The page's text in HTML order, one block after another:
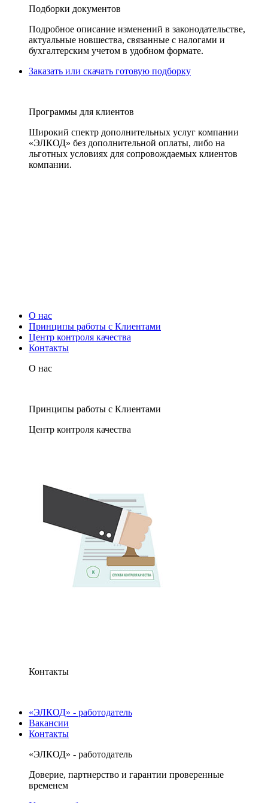
Подборки документов
Подробное описание изменений в законодательстве,
актуальные новшества, связанные с налогами и
бухгалтерским учетом в удобном формате.
Заказать или скачать готовую подборку
Программы для клиентов
Широкий спектр дополнительных услуг компании
«ЭЛКОД» без дополнительной оплаты, либо на
льготных условиях для сопровождаемых клиентов
компании.
О нас
Принципы работы с Клиентами
Центр контроля качества
Контакты
О нас
Принципы работы с Клиентами
Центр контроля качества
Контакты
«ЭЛКОД» - работодатель
Вакансии
Контакты
«ЭЛКОД» - работодатель
Доверие, партнерство и гарантии проверенные
временем